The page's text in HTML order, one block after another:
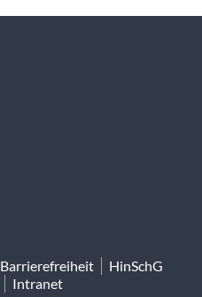
Barrierefreiheit
HinSchG
Intranet